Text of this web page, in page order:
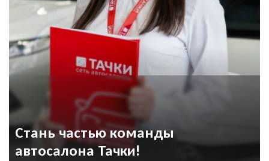
Стань частью команды
автосалона Тачки!